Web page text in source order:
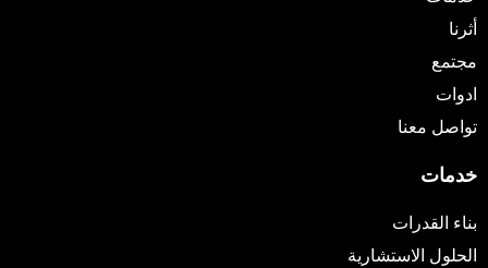
أثرنا
مجتمع
ادوات
تواصل معنا
خدمات
بناء القدرات
الحلول الاستشارية